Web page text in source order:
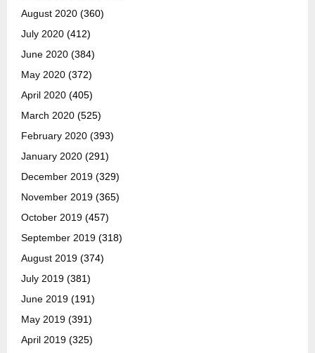
August 2020 (360)
July 2020 (412)
June 2020 (384)
May 2020 (372)
April 2020 (405)
March 2020 (525)
February 2020 (393)
January 2020 (291)
December 2019 (329)
November 2019 (365)
October 2019 (457)
September 2019 (318)
August 2019 (374)
July 2019 (381)
June 2019 (191)
May 2019 (391)
April 2019 (325)